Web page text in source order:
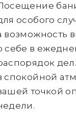
особого
возможность
себе в
спокойной
точкой